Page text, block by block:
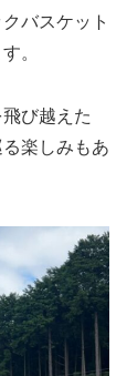
バスケット
。
び越えた
楽しみもあ